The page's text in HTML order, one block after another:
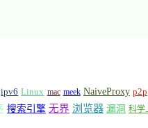
ipv6 Linux mac meek NaiveProxy p2p
搜索引擎 无界 浏览器 漏洞 科学